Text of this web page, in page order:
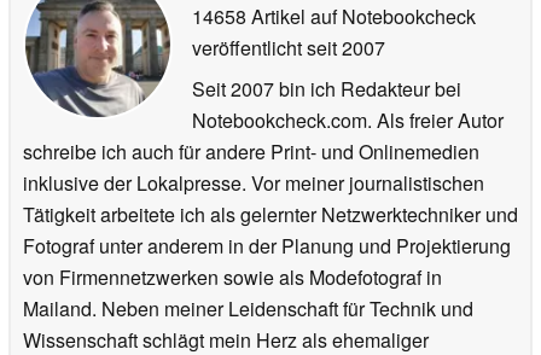
14658 Artikel auf Notebookcheck
veröffentlichtseit 2007
Seit 2007 bin ich Redakteur bei
Notebookcheck.com. Als freier Autor
schreibe ich auch für andere Print- und Onlinemedien
inklusive der Lokalpresse. Vor meiner journalistischen
Tätigkeit arbeitete ich als gelernter Netzwerktechniker und
Fotograf unter anderem in der Planung und Projektierung
von Firmennetzwerken sowie als Modefotograf in
Mailand. Neben meiner Leidenschaft für Technik und
Wissenschaft schlägt mein Herz als ehemaliger